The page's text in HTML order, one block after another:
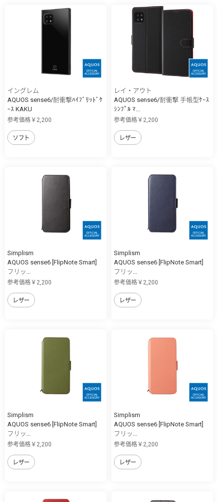
イングレム
AQUOS sense6/耐衝撃ﾊｲﾌﾞﾘｯﾄﾞｹ
ｰｽ KAKU
参考価格￥2,200
ソフト
レイ・アウト
AQUOS sense6/耐衝撃 手帳型ｹｰｽ
ｼﾝﾌﾟﾙ ﾏ...
参考価格￥2,200
レザー
Simplism
AQUOS sense6 [FlipNote Smart]
フリッ...
参考価格￥2,200
レザー
Simplism
AQUOS sense6 [FlipNote Smart]
フリッ...
参考価格￥2,200
レザー
Simplism
AQUOS sense6 [FlipNote Smart]
フリッ...
参考価格￥2,200
レザー
Simplism
AQUOS sense6 [FlipNote Smart]
フリッ...
参考価格￥2,200
レザー